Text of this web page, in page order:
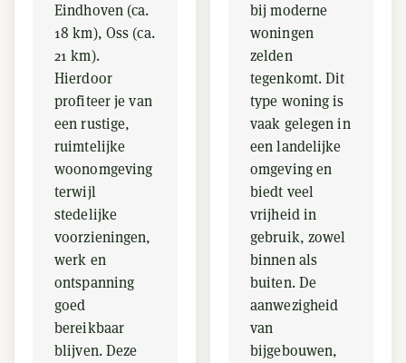
Eindhoven (ca.
18 km), Oss (ca.
21 km).
Hierdoor
profiteer je van
een rustige,
ruimtelijke
woonomgeving
terwijl
stedelijke
voorzieningen,
werk en
ontspanning
goed
bereikbaar
blijven. Deze
bij moderne
woningen
zelden
tegenkomt. Dit
type woning is
vaak gelegen in
een landelijke
omgeving en
biedt veel
vrijheid in
gebruik, zowel
binnen als
buiten. De
aanwezigheid
van
bijgebouwen,